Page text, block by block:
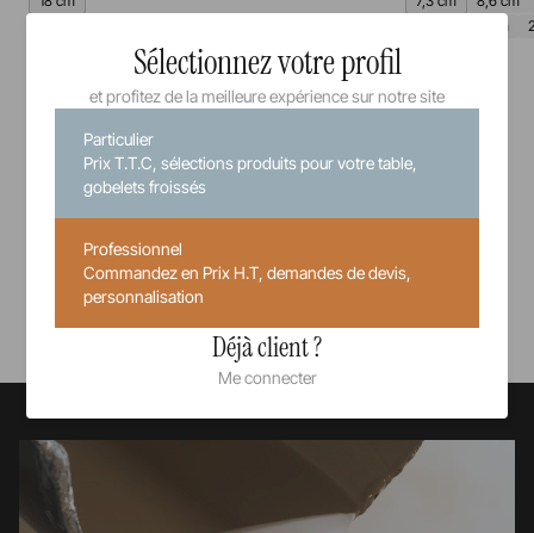
2,96 €
Prix unitaire TTC
21 cm
Voir tous nos produits
Sélectionnez votre profil
et profitez de la meilleure expérience sur notre site
Particulier
Prix T.T.C, sélections produits pour votre table,
gobelets froissés
Professionnel
Commandez en Prix H.T, demandes de devis,
personnalisation
Déjà client ?
Me connecter